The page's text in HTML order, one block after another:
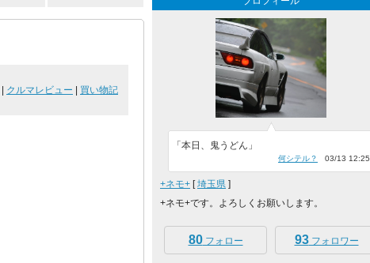
クルマレビュー
買い物記
「本日、鬼うどん」
何シテル？ 03/13 12:25
+ネモ+ [埼玉県 ]
+ネモ+です。よろしくお願いします。
80フォロー 93フォロワー